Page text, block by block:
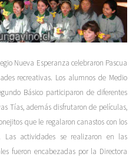
Nueva Esperanza celebraron Pascua
recreativas. Los alumnos de Medio
Básico participaron de diferentes
Tías, además disfrutaron de películas,
que le regalaron canastos con los
Las actividades se realizaron en las
fueron encabezadas por la Directora